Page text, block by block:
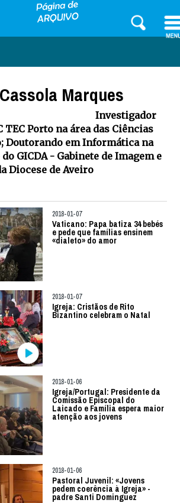
Marques
Investigador
TEC Porto na área das Ciências
Doutorando em Informática na
GICDA - Gabinete de Imagem e
Diocese de Aveiro
2018-01-07
Vaticano: Papa batiza 34 bebés
e pede que famílias ensinem
«dialeto» do amor
2018-01-07
Igreja: Cristãos de Rito
Bizantino celebram o Natal
2018-01-06
Igreja/Portugal: Presidente da
Comissão Episcopal do
Laicado e Família espera maior
atenção aos jovens
2018-01-06
Pastoral Juvenil: «Jovens
pedem coerência à Igreja» -
padre Santi Dominguez